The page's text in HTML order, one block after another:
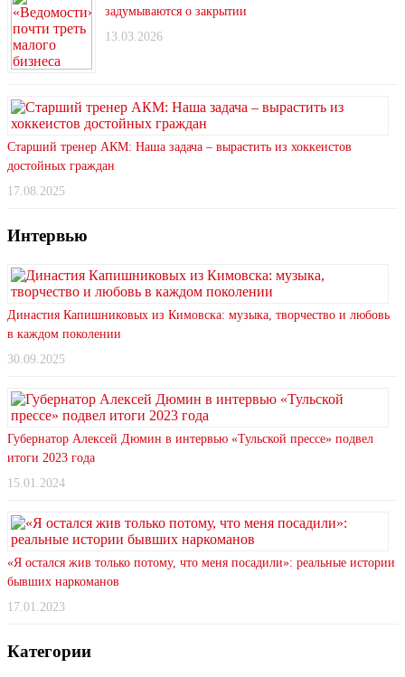
задумываются о закрытии
13.03.2026
Старший тренер АКМ: Наша задача – вырастить из хоккеистов
достойных граждан
17.08.2025
Интервью
Династия Капишниковых из Кимовска: музыка, творчество и любовь
в каждом поколении
30.09.2025
Губернатор Алексей Дюмин в интервью «Тульской прессе» подвел
итоги 2023 года
15.01.2024
«Я остался жив только потому, что меня посадили»: реальные истории
бывших наркоманов
17.01.2023
Категории